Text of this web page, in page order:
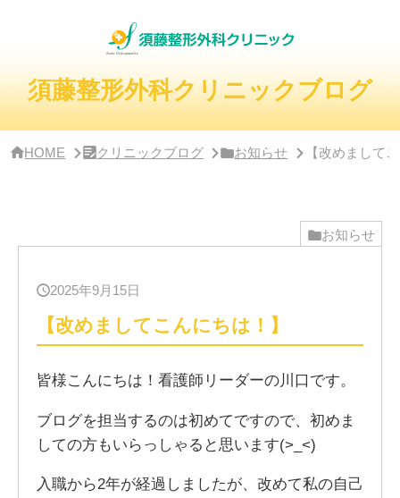
須藤整形外科クリニックブログ
HOME クリニックブログ お知らせ 【改めまして
お知らせ
2025年9月15日
【改めましてこんにちは！】
皆様こんにちは！看護師リーダーの川口です。
ブログを担当するのは初めてですので、初めま
しての方もいらっしゃると思います(>_<)
入職から2年が経過しましたが、改めて私の自己